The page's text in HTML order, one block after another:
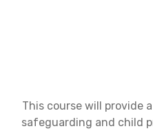
This course will provide
safeguarding and child